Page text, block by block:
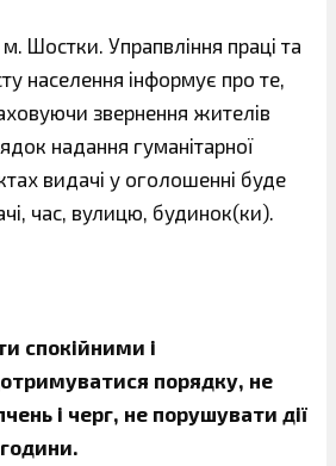
Шостки. Упрапвління праці та
населення інформує про те,
звернення жителів
надання гуманітарної
видачі у оголошенні буде
час, вулицю, будинок(ки).
спокійними і
порядку, не
і черг, не порушувати дії